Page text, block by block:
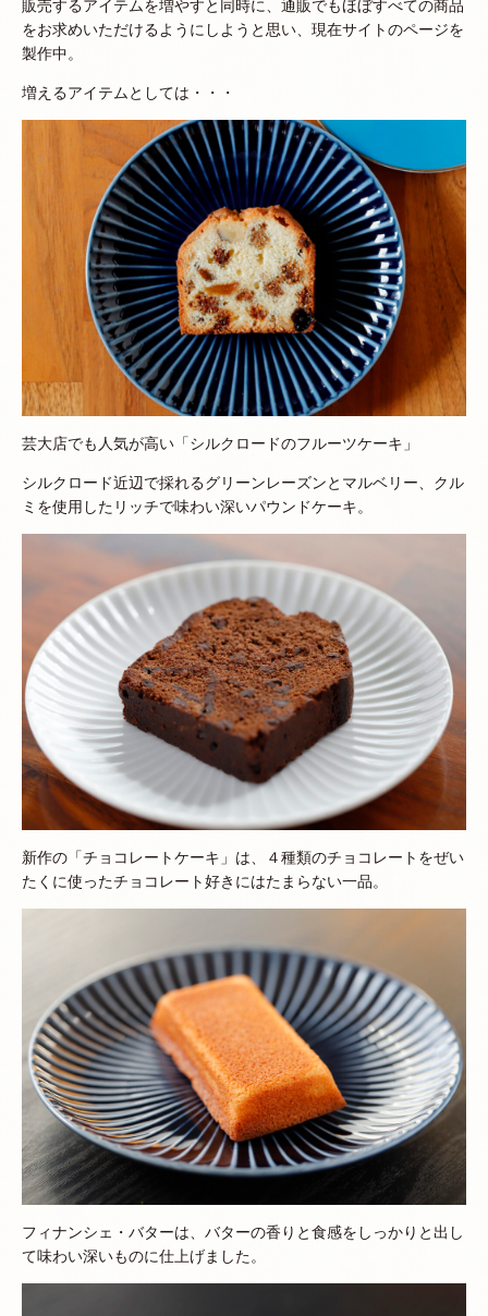
販売するアイテムを増やすと同時に、通販でもほぼすべての商品
をお求めいただけるようにしようと思い、現在サイトのページを
製作中。
増えるアイテムとしては・・・
芸大店でも人気が高い「シルクロードのフルーツケーキ」
シルクロード近辺で採れるグリーンレーズンとマルベリー、クル
ミを使用したリッチで味わい深いパウンドケーキ。
新作の「チョコレートケーキ」は、４種類のチョコレートをぜい
たくに使ったチョコレート好きにはたまらない一品。
フィナンシェ・バターは、バターの香りと食感をしっかりと出し
て味わい深いものに仕上げました。